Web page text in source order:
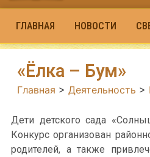
ГЛАВНАЯ НОВОСТИ
«Ёлка – Бум»
Главная > Деятельность >
Дети детского сада
Конкурс организован
родителей, а также